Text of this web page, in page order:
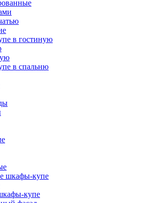
в гостиную
в спальню
шкафы-купе
купе